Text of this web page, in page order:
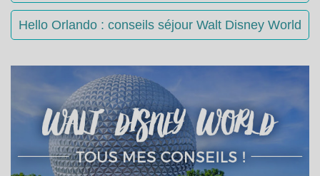
Hello Orlando : conseils séjour Walt Disney World